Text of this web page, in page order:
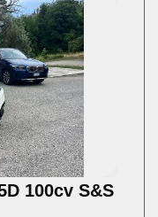
100cv S&S